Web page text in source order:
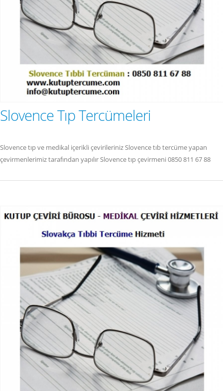
Slovence Tıp Tercümeleri
Slovence tıp ve medikal içerikli çevirileriniz Slovence tıb tercüme yapan
çevirmenlerimiz tarafından yapılır Slovence tıp çevirmeni 0850 811 67 88